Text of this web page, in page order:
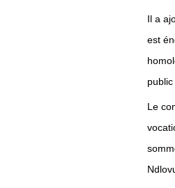
Il a
est
public
Le